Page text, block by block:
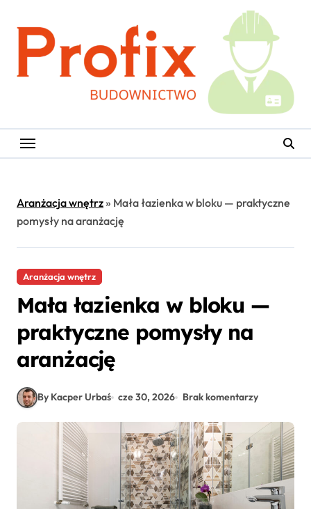
content
Aranżacja wnętrz» Mała łazienka w bloku — praktyczne
pomysły na aranżację
Aranżacja wnętrz
Mała łazienka w bloku —
praktyczne pomysły na
aranżację
By Kacper Urbaś cze 30, 2026 Brak komentarzy